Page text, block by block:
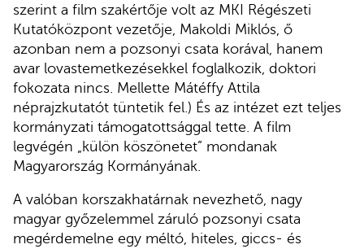
szerint a film szakértője volt az MKI Régészeti
Kutatóközpont vezetője, Makoldi Miklós, ő
azonban nem a pozsonyi csata korával, hanem
avar lovastemetkezésekkel foglalkozik, doktori
fokozata nincs. Mellette Mátéffy Attila
néprajzkutatót tüntetik fel.) És az intézet ezt teljes
kormányzati támogatottsággal tette. A film
legvégén „külön köszönetet” mondanak
Magyarország Kormányának.
A valóban korszakhatárnak nevezhető, nagy
magyar győzelemmel záruló pozsonyi csata
megérdemelne egy méltó, hiteles, giccs- és